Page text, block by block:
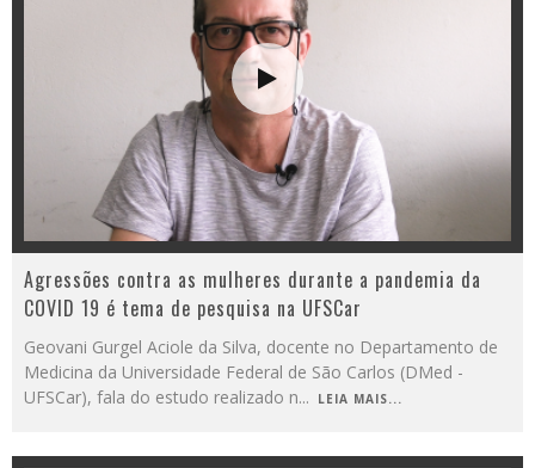
Agressões contra as mulheres durante a pandemia da
COVID 19 é tema de pesquisa na UFSCar
Geovani Gurgel Aciole da Silva, docente no Departamento de
Medicina da Universidade Federal de São Carlos (DMed -
UFSCar), fala do estudo realizado n... LEIA MAIS...